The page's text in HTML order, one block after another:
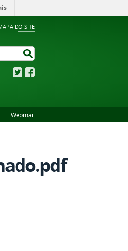
DO SITE
Twitter
Webmail